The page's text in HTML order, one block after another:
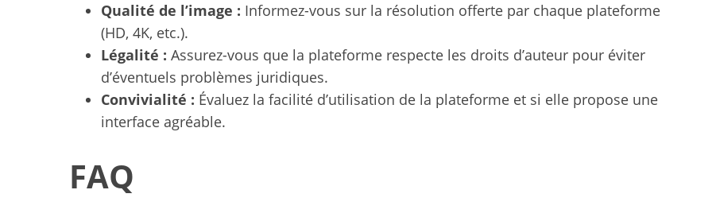
Qualité de l’image : Informez-vous sur la résolution offerte par chaque plateforme
(HD, 4K, etc.).
Légalité : Assurez-vous que la plateforme respecte les droits d’auteur pour éviter
d’éventuels problèmes juridiques.
Convivialité : Évaluez la facilité d’utilisation de la plateforme et si elle propose une
interface agréable.
FAQ